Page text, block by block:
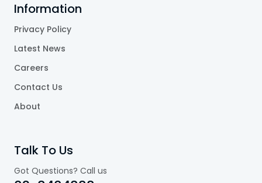
Information
Privacy Policy
Latest News
Careers
Contact Us
About
Talk To Us
Got Questions? Call us